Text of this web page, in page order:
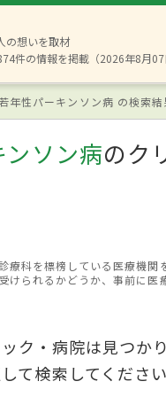
の想いを取材
件の情報を掲載（2026年8月07
年性パーキンソン病 の検索結
ソン病のク
科を標榜している医療機関
られるかどうか、事前に医
ク・病院は見つか
て検索してください